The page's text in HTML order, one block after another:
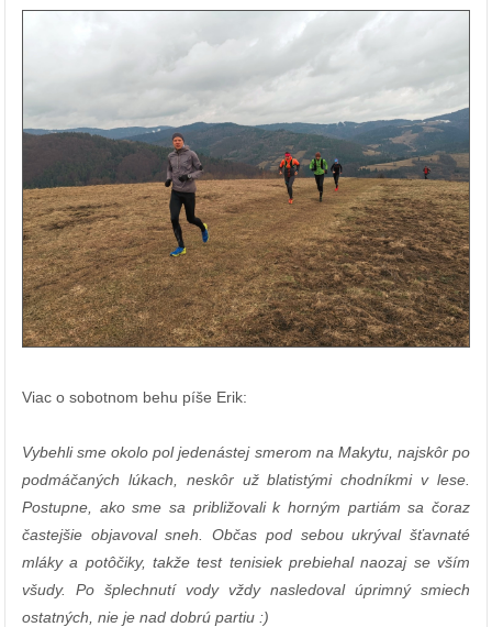
Viac o sobotnom behu píše Erik:
Vybehli sme okolo pol jedenástej smerom na Makytu, najskôr po
podmáčaných lúkach, neskôr už blatistými chodníkmi v lese.
Postupne, ako sme sa približovali k horným partiám sa čoraz
častejšie objavoval sneh. Občas pod sebou ukrýval šťavnaté
mláky a potôčiky, takže test tenisiek prebiehal naozaj se vším
všudy. Po šplechnutí vody vždy nasledoval úprimný smiech
ostatných, nie je nad dobrú partiu :)